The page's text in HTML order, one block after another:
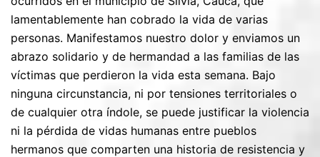
lamentablemente han cobrado la vida de varias
personas. Manifestamos nuestro dolor y enviamos un
abrazo solidario y de hermandad a las familias de las
víctimas que perdieron la vida esta semana. Bajo
ninguna circunstancia, ni por tensiones territoriales o
de cualquier otra índole, se puede justificar la violencia
ni la pérdida de vidas humanas entre pueblos
hermanos que comparten una historia de resistencia y